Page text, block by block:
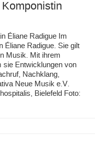
Éliane Radigue Im
Éliane Radigue. Sie gilt
Musik. Mit ihrem
sie Entwicklungen von
Nachklang,
Neue Musik e.V.
Bielefeld Foto: